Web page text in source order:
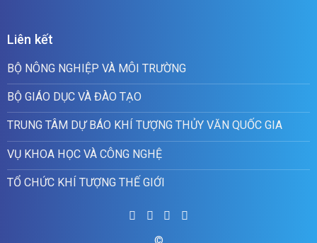
Liên kết
BỘ NÔNG NGHIỆP VÀ MÔI TRƯỜNG
BỘ GIÁO DỤC VÀ ĐÀO TẠO
TRUNG TÂM DỰ BÁO KHÍ TƯỢNG THỦY VĂN QUỐC GIA
VỤ KHOA HỌC VÀ CÔNG NGHỆ
TỔ CHỨC KHÍ TƯỢNG THẾ GIỚI